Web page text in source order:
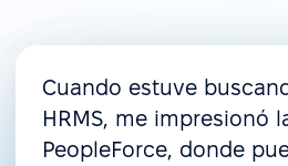
Cuando estuve
HRMS, me impresionó
PeopleForce, donde